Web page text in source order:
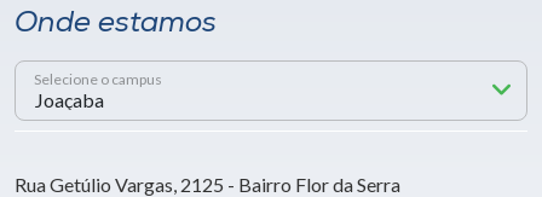
Onde estamos
Selecione o campus
Rua Getúlio Vargas, 2125 - Bairro Flor da Serra